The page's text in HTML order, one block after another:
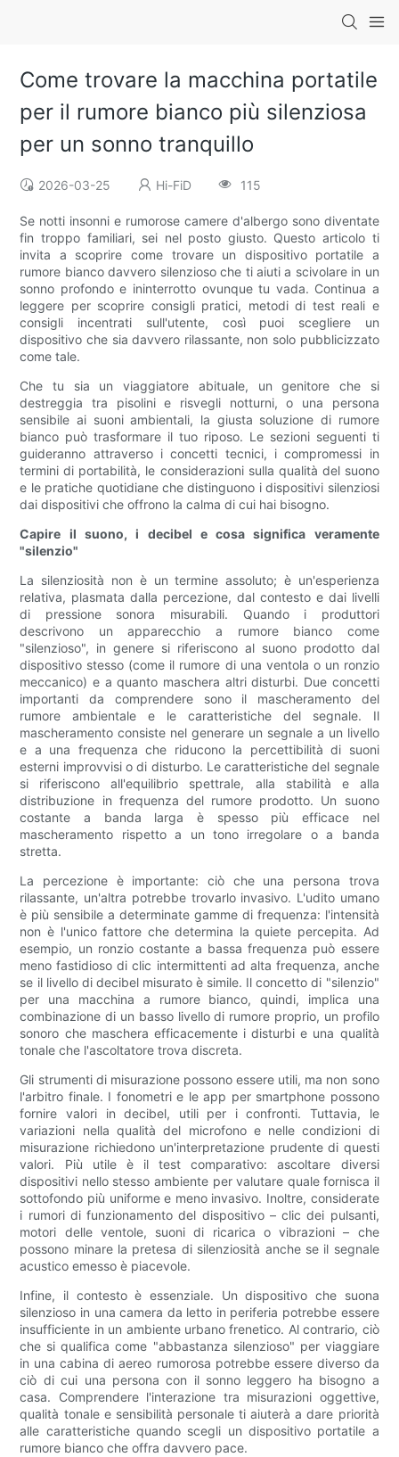
Come trovare la macchina portatile
per il rumore bianco più silenziosa
per un sonno tranquillo
2026-03-25 Hi-FiD 115
Se notti insonni e rumorose camere d'albergo sono diventate
fin troppo familiari, sei nel posto giusto. Questo articolo ti
invita a scoprire come trovare un dispositivo portatile a
rumore bianco davvero silenzioso che ti aiuti a scivolare in un
sonno profondo e ininterrotto ovunque tu vada. Continua a
leggere per scoprire consigli pratici, metodi di test reali e
consigli incentrati sull'utente, così puoi scegliere un
dispositivo che sia davvero rilassante, non solo pubblicizzato
come tale.
Che tu sia un viaggiatore abituale, un genitore che si
destreggia tra pisolini e risvegli notturni, o una persona
sensibile ai suoni ambientali, la giusta soluzione di rumore
bianco può trasformare il tuo riposo. Le sezioni seguenti ti
guideranno attraverso i concetti tecnici, i compromessi in
termini di portabilità, le considerazioni sulla qualità del suono
e le pratiche quotidiane che distinguono i dispositivi silenziosi
dai dispositivi che offrono la calma di cui hai bisogno.
Capire il suono, i decibel e cosa significa veramente
"silenzio"
La silenziosità non è un termine assoluto; è un'esperienza
relativa, plasmata dalla percezione, dal contesto e dai livelli
di pressione sonora misurabili. Quando i produttori
descrivono un apparecchio a rumore bianco come
"silenzioso", in genere si riferiscono al suono prodotto dal
dispositivo stesso (come il rumore di una ventola o un ronzio
meccanico) e a quanto maschera altri disturbi. Due concetti
importanti da comprendere sono il mascheramento del
rumore ambientale e le caratteristiche del segnale. Il
mascheramento consiste nel generare un segnale a un livello
e a una frequenza che riducono la percettibilità di suoni
esterni improvvisi o di disturbo. Le caratteristiche del segnale
si riferiscono all'equilibrio spettrale, alla stabilità e alla
distribuzione in frequenza del rumore prodotto. Un suono
costante a banda larga è spesso più efficace nel
mascheramento rispetto a un tono irregolare o a banda
stretta.
La percezione è importante: ciò che una persona trova
rilassante, un'altra potrebbe trovarlo invasivo. L'udito umano
è più sensibile a determinate gamme di frequenza: l'intensità
non è l'unico fattore che determina la quiete percepita. Ad
esempio, un ronzio costante a bassa frequenza può essere
meno fastidioso di clic intermittenti ad alta frequenza, anche
se il livello di decibel misurato è simile. Il concetto di "silenzio"
per una macchina a rumore bianco, quindi, implica una
combinazione di un basso livello di rumore proprio, un profilo
sonoro che maschera efficacemente i disturbi e una qualità
tonale che l'ascoltatore trova discreta.
Gli strumenti di misurazione possono essere utili, ma non sono
l'arbitro finale. I fonometri e le app per smartphone possono
fornire valori in decibel, utili per i confronti. Tuttavia, le
variazioni nella qualità del microfono e nelle condizioni di
misurazione richiedono un'interpretazione prudente di questi
valori. Più utile è il test comparativo: ascoltare diversi
dispositivi nello stesso ambiente per valutare quale fornisca il
sottofondo più uniforme e meno invasivo. Inoltre, considerate
i rumori di funzionamento del dispositivo – clic dei pulsanti,
motori delle ventole, suoni di ricarica o vibrazioni – che
possono minare la pretesa di silenziosità anche se il segnale
acustico emesso è piacevole.
Infine, il contesto è essenziale. Un dispositivo che suona
silenzioso in una camera da letto in periferia potrebbe essere
insufficiente in un ambiente urbano frenetico. Al contrario, ciò
che si qualifica come "abbastanza silenzioso" per viaggiare
in una cabina di aereo rumorosa potrebbe essere diverso da
ciò di cui una persona con il sonno leggero ha bisogno a
casa. Comprendere l'interazione tra misurazioni oggettive,
qualità tonale e sensibilità personale ti aiuterà a dare priorità
alle caratteristiche quando scegli un dispositivo portatile a
rumore bianco che offra davvero pace.